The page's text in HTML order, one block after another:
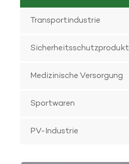
Transportindustrie
Medizinische Versorgung
Sportwaren
PV-Industrie